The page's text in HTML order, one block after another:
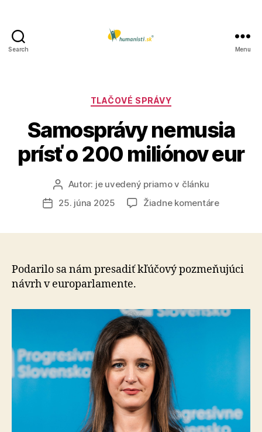
Search Menu
Kategórie
TLAČOVÉ SPRÁVY
Samosprávy nemusia
prísť o 200 miliónov eur
Autor
článku
Autor: je uvedený priamo v článku
Dátum
25. júna 2025 Žiadne komentárena
200
Podarilo sa nám presadiť kľúčový pozmeňujúci
návrh v europarlamente.